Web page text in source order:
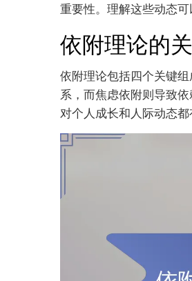
重要性。理解这些动态可
依附理论的
依附理论包括四个关键
系，而焦虑依附则导致
对个人成长和人际动态